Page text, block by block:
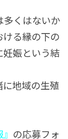
多くはないか
る縁の下の
妊娠という結
地域の生殖
の応募フォ